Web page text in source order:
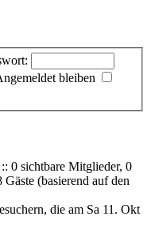
bleiben
0 sichtbare Mitglieder, 0
(basierend auf den
die am Sa 11. Okt